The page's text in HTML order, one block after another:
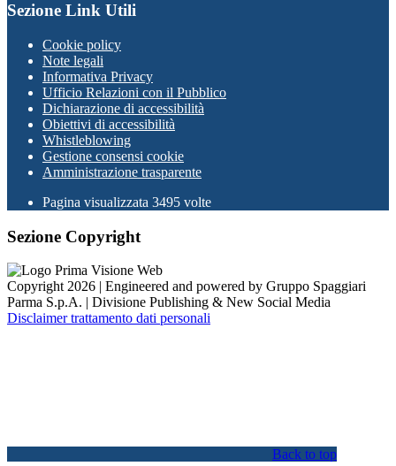
Sezione Link Utili
Cookie policy
Note legali
Informativa Privacy
Ufficio Relazioni con il Pubblico
Dichiarazione di accessibilità
Obiettivi di accessibilità
Whistleblowing
Gestione consensi cookie
Amministrazione trasparente
Pagina visualizzata 3495 volte
Sezione Copyright
Copyright 2026 | Engineered and powered by Gruppo Spaggiari
Parma S.p.A. | Divisione Publishing & New Social Media
Disclaimer trattamento dati personali
Back to top